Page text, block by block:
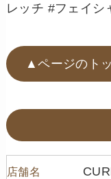
レッチ #フェイシ
▲ページのト
店舗名